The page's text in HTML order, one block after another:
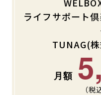
ライフサポート
TUNAG(
（税